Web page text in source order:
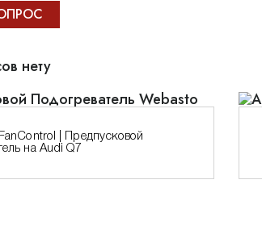
нету
| Предпусковой
на Audi Q7